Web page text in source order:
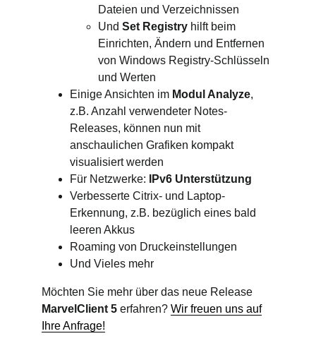
Dateien und Verzeichnissen
UndSet Registry hilft beim
Einrichten, Ändern und Entfernen
von Windows Registry-Schlüsseln
und Werten
Einige Ansichten im Modul Analyze,
z.B. Anzahl verwendeter Notes-
Releases, können nun mit
anschaulichen Grafiken kompakt
visualisiert werden
Für Netzwerke:
IPv6 Unterstützung
Verbesserte Citrix- und Laptop-
Erkennung, z.B. bezüglich eines bald
leeren Akkus
Roaming von Druckeinstellungen
Und Vieles mehr
Möchten Sie mehr über das neue Release
MarvelClient 5 erfahren?Wir freuen uns auf
Ihre Anfrage!